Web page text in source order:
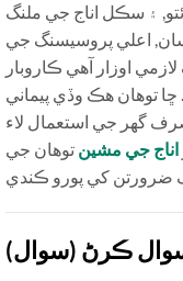
۽ سڪل اناج جي ملنگ
اعلي پروسيسنگ جي
اوزار آهي ڪاروبار
توهان هڪ وڏي پيماني
گهر جي استعمال لاء
اناج جي مشين توهان جي
ڪرڻ (سوال)